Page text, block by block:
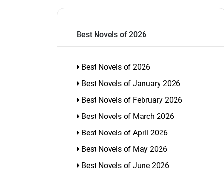
Best Novels of 2026
Best Novels of 2026
Best Novels of January 2026
Best Novels of February 2026
Best Novels of March 2026
Best Novels of April 2026
Best Novels of May 2026
Best Novels of June 2026